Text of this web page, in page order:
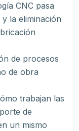
CNC pasa
la eliminación
de procesos
de obra
trabajan las
de
un mismo